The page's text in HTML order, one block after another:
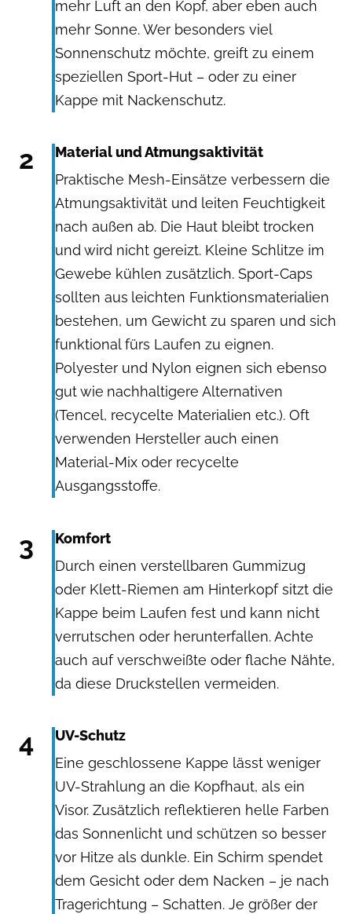
mehr Luft an den Kopf, aber eben auch
mehr Sonne. Wer besonders viel
Sonnenschutz möchte, greift zu einem
speziellen Sport-Hut – oder zu einer
Kappe mit Nackenschutz.
2
Material und Atmungsaktivität
Praktische Mesh-Einsätze verbessern die
Atmungsaktivität und leiten Feuchtigkeit
nach außen ab. Die Haut bleibt trocken
und wird nicht gereizt. Kleine Schlitze im
Gewebe kühlen zusätzlich. Sport-Caps
sollten aus leichten Funktionsmaterialien
bestehen, um Gewicht zu sparen und sich
funktional fürs Laufen zu eignen.
Polyester und Nylon eignen sich ebenso
gut wie nachhaltigere Alternativen
(Tencel, recycelte Materialien etc.). Oft
verwenden Hersteller auch einen
Material-Mix oder recycelte
Ausgangsstoffe.
3
Komfort
Durch einen verstellbaren Gummizug
oder Klett-Riemen am Hinterkopf sitzt die
Kappe beim Laufen fest und kann nicht
verrutschen oder herunterfallen. Achte
auch auf verschweißte oder flache Nähte,
da diese Druckstellen vermeiden.
4
UV-Schutz
Eine geschlossene Kappe lässt weniger
UV-Strahlung an die Kopfhaut, als ein
Visor. Zusätzlich reflektieren helle Farben
das Sonnenlicht und schützen so besser
vor Hitze als dunkle. Ein Schirm spendet
dem Gesicht oder dem Nacken – je nach
Tragerichtung – Schatten. Je größer der